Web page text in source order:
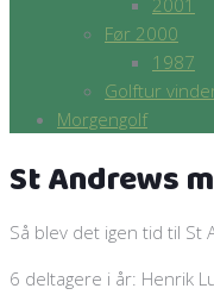
Før 2000
1987
Golftur
Morgengolf
St Andrews
Så blev det igen tid til St
6 deltagere i år: Henrik